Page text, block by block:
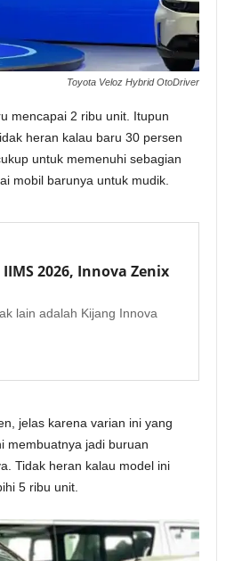
Toyota Veloz Hybrid OtoDriver
mencapai 2 ribu unit. Itupun
heran kalau baru 30 persen
untuk memenuhi sebagian
mobil barunya untuk mudik.
2026, Innova Zenix
lain adalah Kijang Innova
jelas karena varian ini yang
membuatnya jadi buruan
Tidak heran kalau model ini
5 ribu unit.